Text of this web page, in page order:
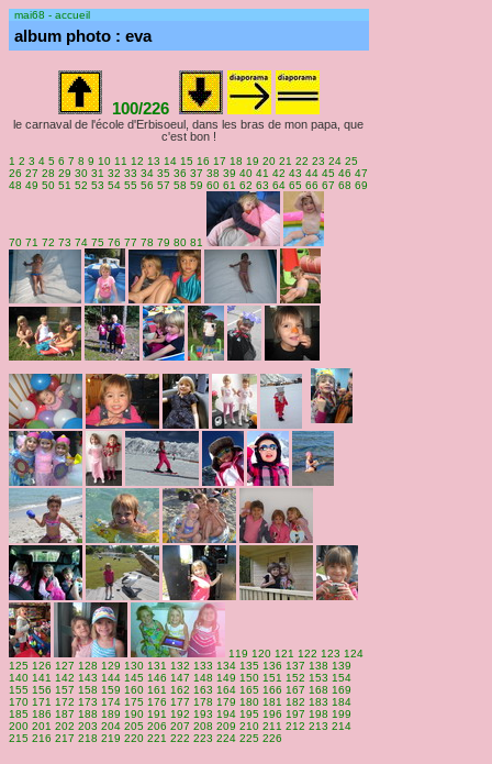
mai68 - accueil
album photo : eva
100/226
le carnaval de l'école d'Erbisoeul, dans les bras de mon papa, que
c'est bon !
1 2 3 4 5 6 7 8 9 10 11 12 13 14 15 16 17 18 19 20 21 22 23 24 25
26 27 28 29 30 31 32 33 34 35 36 37 38 39 40 41 42 43 44 45 46 47
48 49 50 51 52 53 54 55 56 57 58 59 60 61 62 63 64 65 66 67 68 69
70 71 72 73 74 75 76 77 78 79 80 81
119 120 121 122 123 124
125 126 127 128 129 130 131 132 133 134 135 136 137 138 139
140 141 142 143 144 145 146 147 148 149 150 151 152 153 154
155 156 157 158 159 160 161 162 163 164 165 166 167 168 169
170 171 172 173 174 175 176 177 178 179 180 181 182 183 184
185 186 187 188 189 190 191 192 193 194 195 196 197 198 199
200 201 202 203 204 205 206 207 208 209 210 211 212 213 214
215 216 217 218 219 220 221 222 223 224 225 226